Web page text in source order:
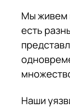
Мы живем
есть
Наши